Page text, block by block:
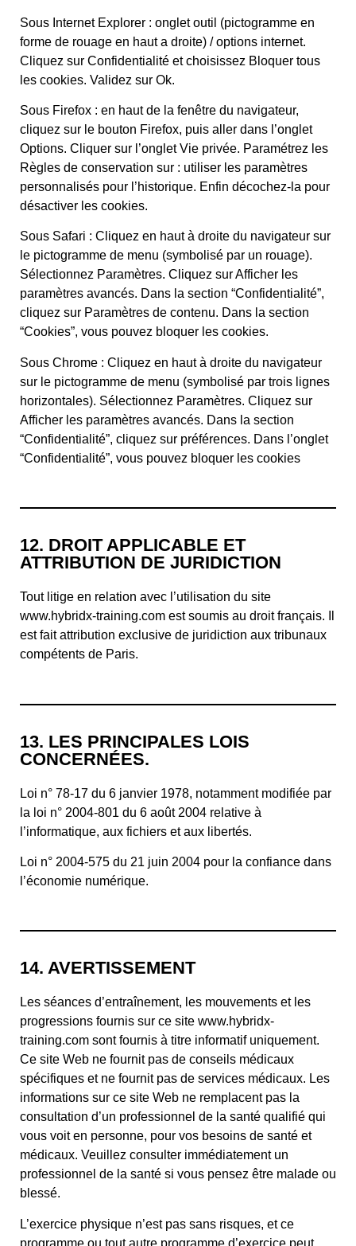
Sous Internet Explorer : onglet outil (pictogramme en
forme de rouage en haut a droite) / options internet.
Cliquez sur Confidentialité et choisissez Bloquer tous
les cookies. Validez sur Ok.
Sous Firefox : en haut de la fenêtre du navigateur,
cliquez sur le bouton Firefox, puis aller dans l’onglet
Options. Cliquer sur l’onglet Vie privée. Paramétrez les
Règles de conservation sur : utiliser les paramètres
personnalisés pour l’historique. Enfin décochez-la pour
désactiver les cookies.
Sous Safari : Cliquez en haut à droite du navigateur sur
le pictogramme de menu (symbolisé par un rouage).
Sélectionnez Paramètres. Cliquez sur Afficher les
paramètres avancés. Dans la section “Confidentialité”,
cliquez sur Paramètres de contenu. Dans la section
“Cookies”, vous pouvez bloquer les cookies.
Sous Chrome : Cliquez en haut à droite du navigateur
sur le pictogramme de menu (symbolisé par trois lignes
horizontales). Sélectionnez Paramètres. Cliquez sur
Afficher les paramètres avancés. Dans la section
“Confidentialité”, cliquez sur préférences. Dans l’onglet
“Confidentialité”, vous pouvez bloquer les cookies
12. DROIT APPLICABLE ET
ATTRIBUTION DE JURIDICTION
Tout litige en relation avec l’utilisation du site
www.hybridx-training.com est soumis au droit français. Il
est fait attribution exclusive de juridiction aux tribunaux
compétents de Paris.
13. LES PRINCIPALES LOIS
CONCERNÉES.
Loi n° 78-17 du 6 janvier 1978, notamment modifiée par
la loi n° 2004-801 du 6 août 2004 relative à
l’informatique, aux fichiers et aux libertés.
Loi n° 2004-575 du 21 juin 2004 pour la confiance dans
l’économie numérique.
14. AVERTISSEMENT
Les séances d’entraînement, les mouvements et les
progressions fournis sur ce site www.hybridx-
training.com sont fournis à titre informatif uniquement.
Ce site Web ne fournit pas de conseils médicaux
spécifiques et ne fournit pas de services médicaux. Les
informations sur ce site Web ne remplacent pas la
consultation d’un professionnel de la santé qualifié qui
vous voit en personne, pour vos besoins de santé et
médicaux. Veuillez consulter immédiatement un
professionnel de la santé si vous pensez être malade ou
blessé.
L’exercice physique n’est pas sans risques, et ce
programme ou tout autre programme d’exercice peut